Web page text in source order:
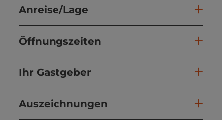
Anreise/Lage
Öffnungszeiten
Ihr Gastgeber
Auszeichnungen